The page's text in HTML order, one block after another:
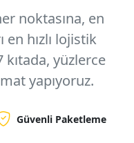
noktasına, en
hızlı lojistik
kıtada, yüzlerce
yapıyoruz.
Güvenli Paketleme